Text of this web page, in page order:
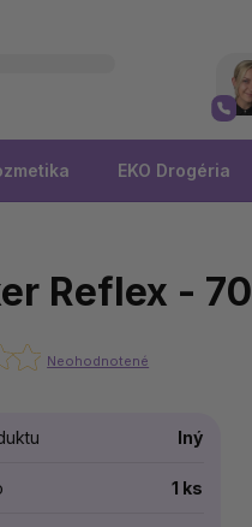
EKO Drogéria
Reflex -
Neohodnotené
Iný
1 ks